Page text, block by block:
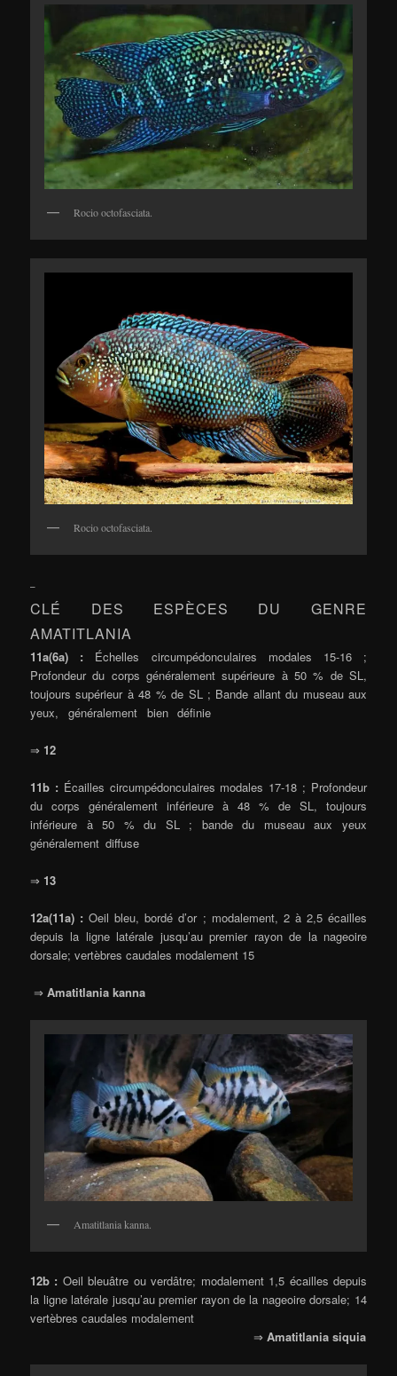
Rocio octofasciata.
Rocio octofasciata.
–
CLÉ DES ESPÈCES DU GENRE
AMATITLANIA
11a(6a) : Échelles circumpédonculaires modales 15-16 ;
Profondeur du corps généralement supérieure à 50 % de SL,
toujours supérieur à 48 % de SL ; Bande allant du museau aux
yeux, généralement bien définie
⇒ 12
11b : Écailles circumpédonculaires modales 17-18 ; Profondeur
du corps généralement inférieure à 48 % de SL, toujours
inférieure à 50 % du SL ; bande du museau aux yeux
généralement diffuse
⇒ 13
12a(11a) : Oeil bleu, bordé d’or ; modalement, 2 à 2,5 écailles
depuis la ligne latérale jusqu’au premier rayon de la nageoire
dorsale; vertèbres caudales modalement 15
⇒ Amatitlania kanna
Amatitlania kanna.
12b : Oeil bleuâtre ou verdâtre; modalement 1,5 écailles depuis
la ligne latérale jusqu’au premier rayon de la nageoire dorsale; 14
vertèbres caudales modalement
⇒ Amatitlania siquia